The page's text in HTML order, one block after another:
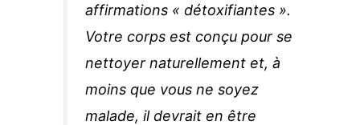
affirmations « détoxifiantes ».
Votre corps est conçu pour se
nettoyer naturellement et, à
moins que vous ne soyez
malade, il devrait en être